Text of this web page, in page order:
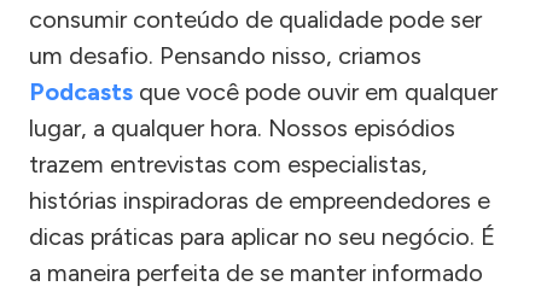
consumir conteúdo de qualidade pode ser
um desafio. Pensando nisso, criamos
Podcasts que você pode ouvir em qualquer
lugar, a qualquer hora. Nossos episódios
trazem entrevistas com especialistas,
histórias inspiradoras de empreendedores e
dicas práticas para aplicar no seu negócio. É
a maneira perfeita de se manter informado